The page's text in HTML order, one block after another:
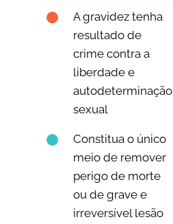
A gravidez tenha
resultado de
crime contra a
liberdade e
autodeterminação
sexual
Constitua o único
meio de remover
perigo de morte
ou de grave e
irreversível lesão